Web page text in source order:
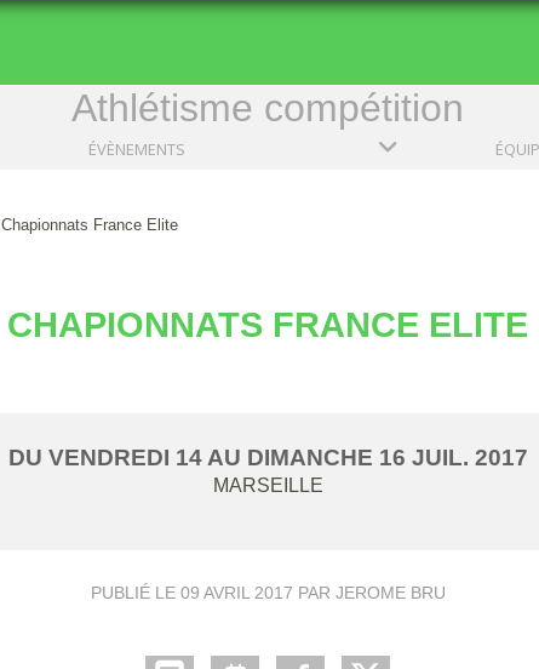
Athlétisme compétition
ÉVÈNEMENTS
Chapionnats France Elite
CHAPIONNATS FRANCE ELITE
DU VENDREDI 14AU DIMANCHE 16 JUIL. 2017
MARSEILLE
PUBLIÉ LE 09 AVRIL 2017 PAR JEROME BRU